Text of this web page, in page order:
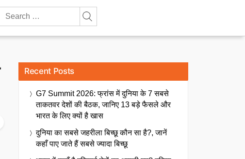
Search
Recent Posts
G7 Summit 2026: फ्रांस में दुनिया के 7 सबसे
ताकतवर देशों की बैठक, जानिए 13 बड़े फैसले और
भारत के लिए क्यों है खास
दुनिया का सबसे जहरीला बिच्छू कौन सा है?, जानें
कहाँ पाए जाते हैं सबसे ज्यादा बिच्छू